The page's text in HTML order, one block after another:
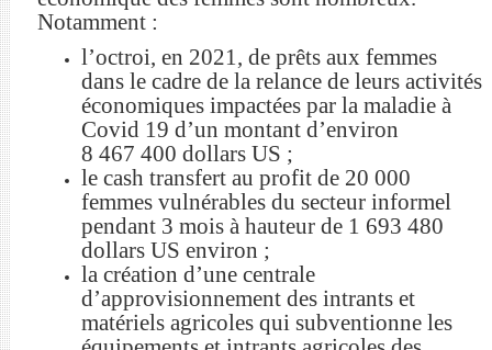
Notamment :
l’octroi, en 2021, de prêts aux femmes
dans le cadre de la relance de leurs activités
économiques impactées par la maladie à
Covid 19 d’un montant d’environ
8 467 400 dollars US ;
le cash transfert au profit de 20 000
femmes vulnérables du secteur informel
pendant 3 mois à hauteur de 1 693 480
dollars US environ ;
la création d’une centrale
d’approvisionnement des intrants et
matériels agricoles qui subventionne les